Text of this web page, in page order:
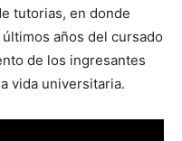
tutorias, en donde
años del cursado
de los ingresantes
vida universitaria.